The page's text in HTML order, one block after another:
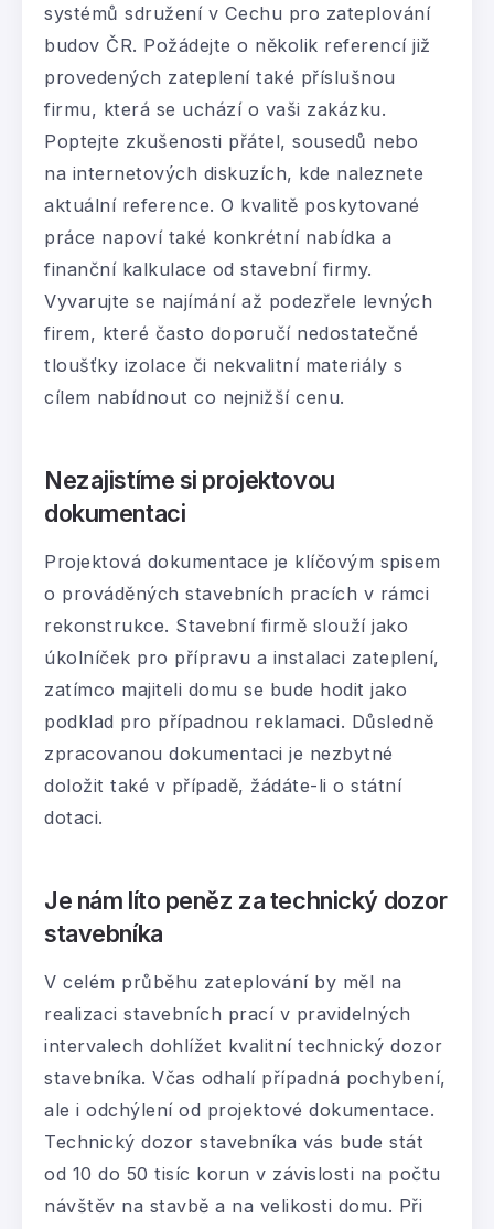
systémů sdružení v Cechu pro zateplování
budov ČR. Požádejte o několik referencí již
provedených zateplení také příslušnou
firmu, která se uchází o vaši zakázku.
Poptejte zkušenosti přátel, sousedů nebo
na internetových diskuzích, kde naleznete
aktuální reference. O kvalitě poskytované
práce napoví také konkrétní nabídka a
finanční kalkulace od stavební firmy.
Vyvarujte se najímání až podezřele levných
firem, které často doporučí nedostatečné
tloušťky izolace či nekvalitní materiály s
cílem nabídnout co nejnižší cenu.
Nezajistíme si projektovou
dokumentaci
Projektová dokumentace je klíčovým spisem
o prováděných stavebních pracích v rámci
rekonstrukce. Stavební firmě slouží jako
úkolníček pro přípravu a instalaci zateplení,
zatímco majiteli domu se bude hodit jako
podklad pro případnou reklamaci. Důsledně
zpracovanou dokumentaci je nezbytné
doložit také v případě, žádáte-li o státní
dotaci.
Je nám líto peněz za technický dozor
stavebníka
V celém průběhu zateplování by měl na
realizaci stavebních prací v pravidelných
intervalech dohlížet kvalitní technický dozor
stavebníka. Včas odhalí případná pochybení,
ale i odchýlení od projektové dokumentace.
Technický dozor stavebníka vás bude stát
od 10 do 50 tisíc korun v závislosti na počtu
návštěv na stavbě a na velikosti domu. Při